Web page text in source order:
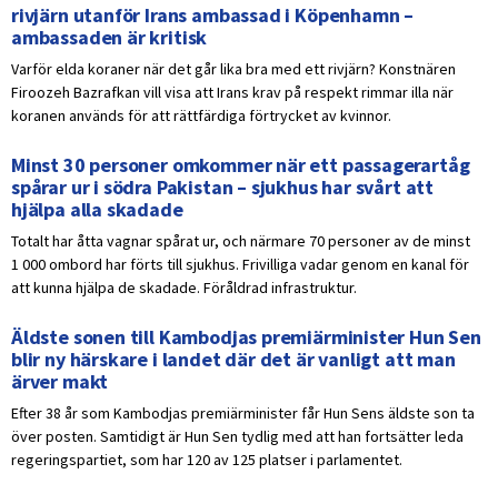
rivjärn utanför Irans ambassad i Köpenhamn –
ambassaden är kritisk
Varför elda koraner när det går lika bra med ett rivjärn? Konstnären
Firoozeh Bazrafkan vill visa att Irans krav på respekt rimmar illa när
koranen används för att rättfärdiga förtrycket av kvinnor.
Minst 30 personer omkommer när ett passagerartåg
spårar ur i södra Pakistan – sjukhus har svårt att
hjälpa alla skadade
Totalt har åtta vagnar spårat ur, och närmare 70 personer av de minst
1 000 ombord har förts till sjukhus. Frivilliga vadar genom en kanal för
att kunna hjälpa de skadade. Föråldrad infrastruktur.
Äldste sonen till Kambodjas premiärminister Hun Sen
blir ny härskare i landet där det är vanligt att man
ärver makt
Efter 38 år som Kambodjas premiärminister får Hun Sens äldste son ta
över posten. Samtidigt är Hun Sen tydlig med att han fortsätter leda
regeringspartiet, som har 120 av 125 platser i parlamentet.